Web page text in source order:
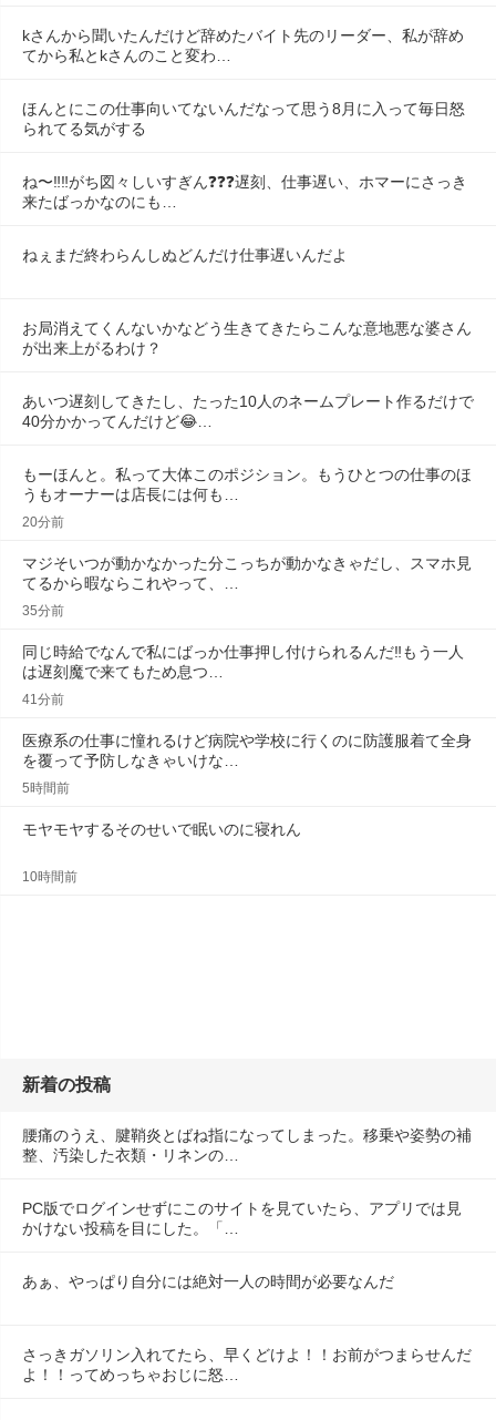
kさんから聞いたんだけど辞めたバイト先のリーダー、私が辞め
てから私とkさんのこと変わ…
ほんとにこの仕事向いてないんだなって思う8月に入って毎日怒
られてる気がする
ね〜‼️‼️がち図々しいすぎん❓❓❓遅刻、仕事遅い、ホマーにさっき
来たばっかなのにも…
ねぇまだ終わらんしぬどんだけ仕事遅いんだよ
お局消えてくんないかなどう生きてきたらこんな意地悪な婆さん
が出来上がるわけ？
あいつ遅刻してきたし、たった10人のネームプレート作るだけで
40分かかってんだけど😂…
もーほんと。私って大体このポジション。もうひとつの仕事のほ
うもオーナーは店長には何も…
20分前
マジそいつが動かなかった分こっちが動かなきゃだし、スマホ見
てるから暇ならこれやって、…
35分前
同じ時給でなんで私にばっか仕事押し付けられるんだ‼️もう一人
は遅刻魔で来てもため息つ…
41分前
医療系の仕事に憧れるけど病院や学校に行くのに防護服着て全身
を覆って予防しなきゃいけな…
5時間前
モヤモヤするそのせいで眠いのに寝れん
10時間前
新着の投稿
腰痛のうえ、腱鞘炎とばね指になってしまった。移乗や姿勢の補
整、汚染した衣類・リネンの…
PC版でログインせずにこのサイトを見ていたら、アプリでは見
かけない投稿を目にした。「…
あぁ、やっぱり自分には絶対一人の時間が必要なんだ
さっきガソリン入れてたら、早くどけよ！！お前がつまらせんだ
よ！！ってめっちゃおじに怒…